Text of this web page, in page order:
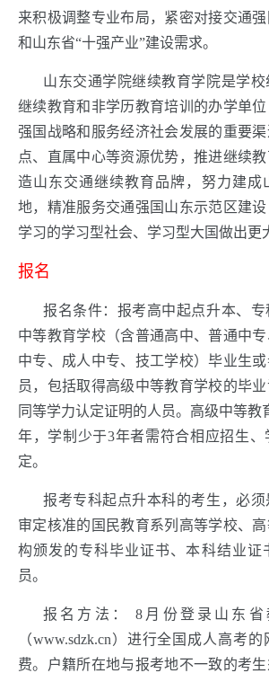
来积极调整专业布局，紧密对接交通
和山东省“十强产业”建设需求。
山东交通学院继续教育学院是学
继续教育和非学历教育培训的办学单
强国战略和服务经济社会发展的重要
点、直属中心等资源优势，推进继续
造山东交通继续教育品牌，努力建成
地，精准服务交通强国山东示范区建
学习的学习型社会、学习型大国做出更
报名
报名条件：报考高中起点升本、
中等教育学校（含普通高中、普通中
中专、成人中专、技工学校）毕业生
员，包括取得高级中等教育学校的毕
同等学力认定证明的人员。高级中等教
年，学制少于3年者需符合相应招生
定。
报考专科起点升本科的考生，必
审定核准的国民教育系列高等学校、
构颁发的专科毕业证书、本科结业证
员。
报名方法： 8月份登录山东省
（www.sdzk.cn）进行全国成人高考
费。户籍所在地与报考地不一致的考